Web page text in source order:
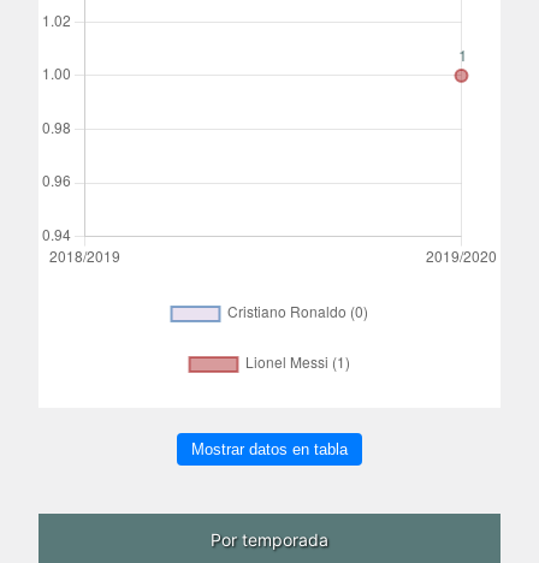
Mostrar datos en tabla
Por temporada